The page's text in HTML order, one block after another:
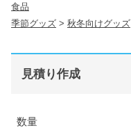
食品
季節グッズ > 秋冬向けグッズ
見積り作成
数量